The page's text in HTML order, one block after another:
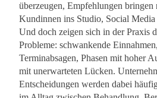
überzeugen, Empfehlungen bringen
Kundinnen ins Studio, Social
Und doch zeigen sich in der Praxis
Probleme: schwankende
Terminabsagen, Phasen mit hoher
mit unerwarteten Lücken.
Entscheidungen werden dabei